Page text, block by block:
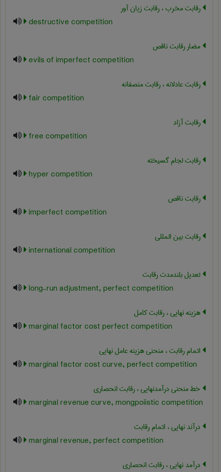
رقابت مخرب ، رقابت زیان آور
destructive competition
مضار رقابت ناقص
evils of imperfect competition
رقابت عادلانه ، رقابت منصفانه
fair competition
رقابت آزاد
free competition
رقابت لجام گسیخته
hyper competition
رقابت ناقص
imperfect competition
رقابت بین المللی
international competition
تعدیل بلندمدت رقابت
long-run adjustment, perfect competition
هزینه نهایی ، رقابت کامل
marginal factor cost perfect competition
اتمام رقابت ، منحنی هزینه عامل نهایی
marginal factor cost curve, perfect competition
خط منحنی درآمدنهایی ، رقابت انحصاری
marginal revenue curve, mongpoiistic competition
درآند نهایی ، اتمام رقابت
marginal revenue, perfect competition
درآمد نهایی ، رقابت انحصاری